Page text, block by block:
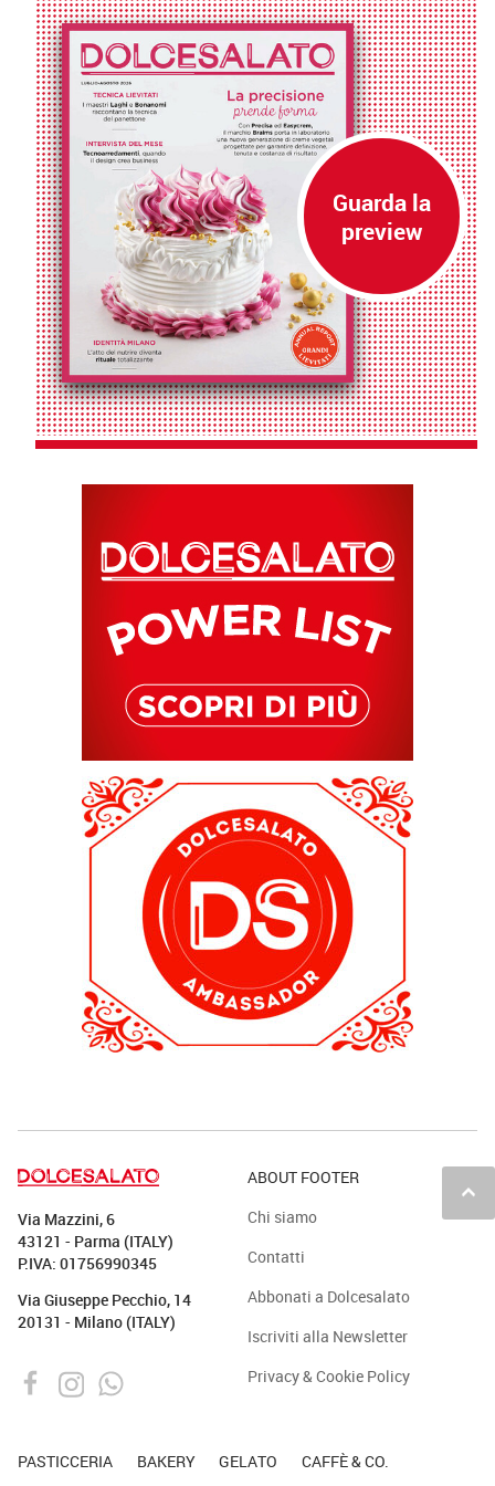
keyboard_arrow_up
Via Mazzini, 6
43121 - Parma (ITALY)
P.IVA: 01756990345
Via Giuseppe Pecchio, 14
20131 - Milano (ITALY)
ABOUT FOOTER
Chi siamo
Contatti
Abbonati a Dolcesalato
Iscriviti alla Newsletter
Privacy & Cookie Policy
PASTICCERIA BAKERY GELATO CAFFÈ & CO.